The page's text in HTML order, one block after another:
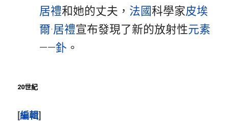
居禮和她的丈夫， 法國科學家皮埃
爾·居禮宣布發現了新的放射性元素
——釙 。
20世紀
[編輯]